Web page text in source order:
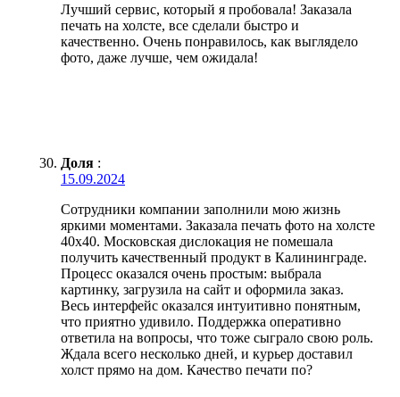
Лучший сервис, который я пробовала! Заказала
печать на холсте, все сделали быстро и
качественно. Очень понравилось, как выглядело
фото, даже лучше, чем ожидала!
Доля :
15.09.2024
Сотрудники компании заполнили мою жизнь
яркими моментами. Заказала печать фото на холсте
40х40. Московская дислокация не помешала
получить качественный продукт в Калининграде.
Процесс оказался очень простым: выбрала
картинку, загрузила на сайт и оформила заказ.
Весь интерфейс оказался интуитивно понятным,
что приятно удивило. Поддержка оперативно
ответила на вопросы, что тоже сыграло свою роль.
Ждала всего несколько дней, и курьер доставил
холст прямо на дом. Качество печати по?